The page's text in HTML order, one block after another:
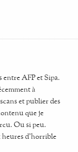
entre AFP et Sipa.
à
et publier des
que je
Ou si peu.
heures d'horrible